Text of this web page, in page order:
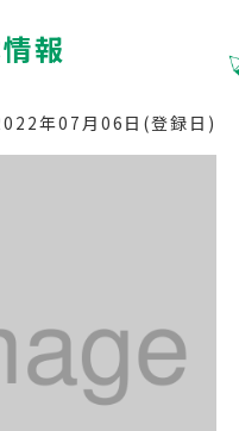
報
年07月06日(登録日)